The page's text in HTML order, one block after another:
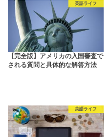
英語ライフ
【完全版】アメリカの入国審査で
される質問と具体的な解答方法
英語ライフ